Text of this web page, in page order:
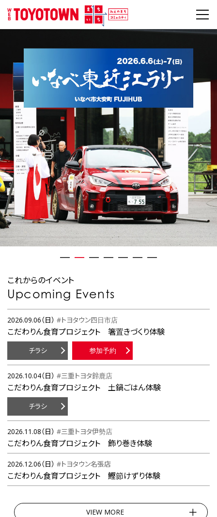
これからのイベント
Upcoming Events
2026.09.06（日） #トヨタウン四日市店
こだわりん食育プロジェクト 箸置きづくり体験
チラシ 参加予約
2026.10.04（日） #三重トヨタ鈴鹿店
こだわりん食育プロジェクト 土鍋ごはん体験
チラシ
2026.11.08（日） #三重トヨタ伊勢店
こだわりん食育プロジェクト 飾り巻き体験
2026.12.06（日） #トヨタウン名張店
こだわりん食育プロジェクト 鰹節けずり体験
VIEW MORE